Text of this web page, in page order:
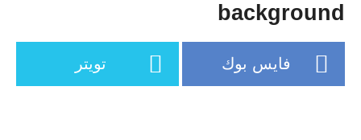
background
فايس بوك تويتر